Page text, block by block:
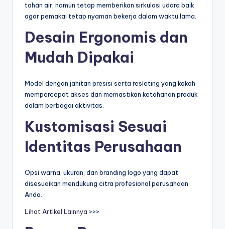
tahan air, namun tetap memberikan sirkulasi udara baik
agar pemakai tetap nyaman bekerja dalam waktu lama.
Desain Ergonomis dan
Mudah Dipakai
Model dengan jahitan presisi serta resleting yang kokoh
mempercepat akses dan memastikan ketahanan produk
dalam berbagai aktivitas.
Kustomisasi Sesuai
Identitas Perusahaan
Opsi warna, ukuran, dan branding logo yang dapat
disesuaikan mendukung citra profesional perusahaan
Anda.
Lihat Artikel Lainnya >>>